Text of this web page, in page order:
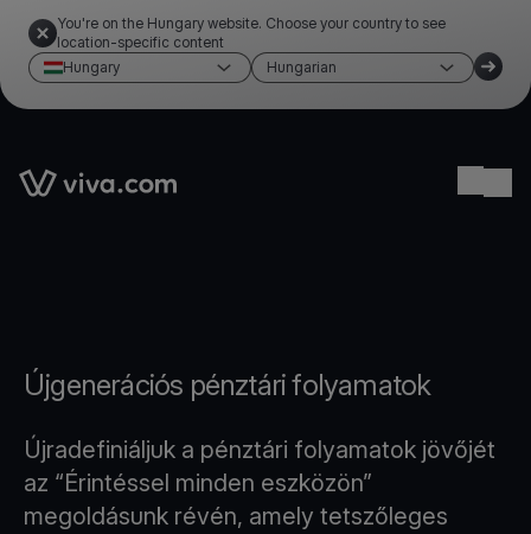
You're on the Hungary website. Choose your country to see
location-specific content
Hungary
Hungarian
Link to the homepage
Újgenerációs pénztári folyamatok
Újradefiniáljuk a pénztári folyamatok jövőjét
az “Érintéssel minden eszközön”
megoldásunk révén, amely tetszőleges